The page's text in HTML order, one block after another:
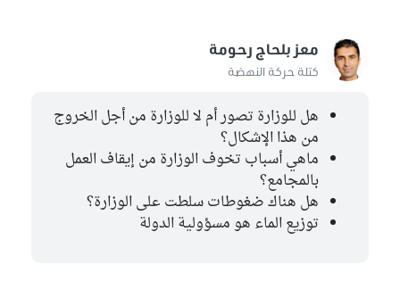
معز بلحاج رحومة
كتلة حركة النهضة
هل للوزارة تصور أم لا للوزارة من أجل الخروج
من هذا الإشكال؟
ماهي أسباب تخوف الوزارة من إيقاف العمل
بالمجامع؟
هل هناك ضغوطات سلطت على الوزارة؟
توزيع الماء هو مسؤولية الدولة